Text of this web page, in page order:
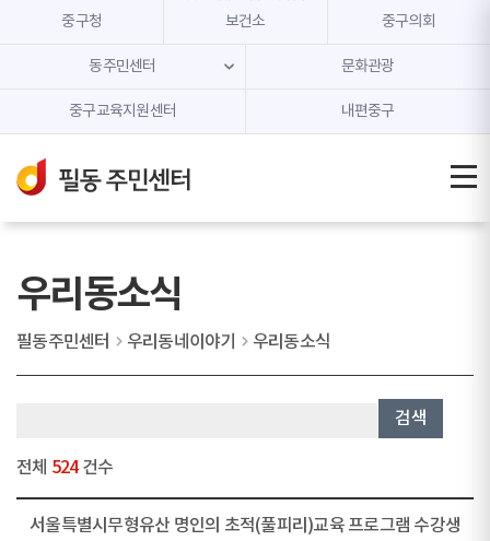
본문 내용 바로가기
주메뉴 바로가기
중구청 보건소 중구의회
동주민센터 문화관광
중구교육지원센터 내편중구
우리동소식
필동주민센터 우리동네이야기 우리동소식
검색
전체 524건수
서울특별시무형유산 명인의 초적(풀피리)교육 프로그램 수강생